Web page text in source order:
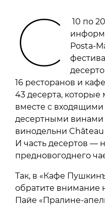
С
10 по
Posta-
16 ресторанов и
43 десерта,
вместе с
десертными винами
винодельни
И часть десертов —
предновогоднего
Так, в «Кафе
обратите внимание
Пайе «Пралине-